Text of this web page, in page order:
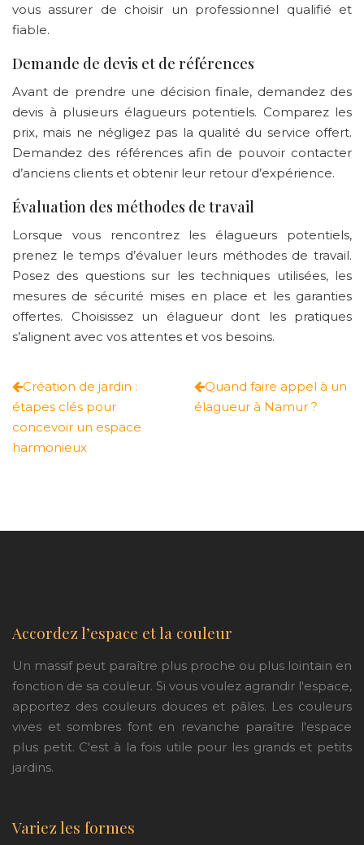
vous assurer de choisir un professionnel qualifié et
fiable.
Demande de devis et de références
Avant de prendre une décision finale, demandez des
devis à plusieurs élagueurs potentiels. Comparez les
prix, mais ne négligez pas la qualité du service offert.
Demandez des références afin de pouvoir contacter
d’anciens clients et obtenir leur retour d’expérience.
Évaluation des méthodes de travail
Lorsque vous rencontrez les élagueurs potentiels,
prenez le temps d’évaluer leurs méthodes de travail.
Posez des questions sur les techniques utilisées, les
mesures de sécurité mises en place et les garanties
offertes. Choisissez un élagueur dont les pratiques
s’alignent avec vos attentes et vos besoins.
Création de jardin :
étapes clés pour
concevoir un espace
harmonieux
Quand faire appel à un
élagueur à Namur ?
Accordez l’espace et la couleur
Un massif peut paraître plus proche ou plus lointain en
fonction de sa couleur. Si vous voulez agrandir l'espace,
apportez des couleurs douces et pâles. Les couleurs
vives et sombres font en revanche paraître l'espace
plus petit. C'est à la fois utile pour les grands et petits
jardins.
Variez les formes